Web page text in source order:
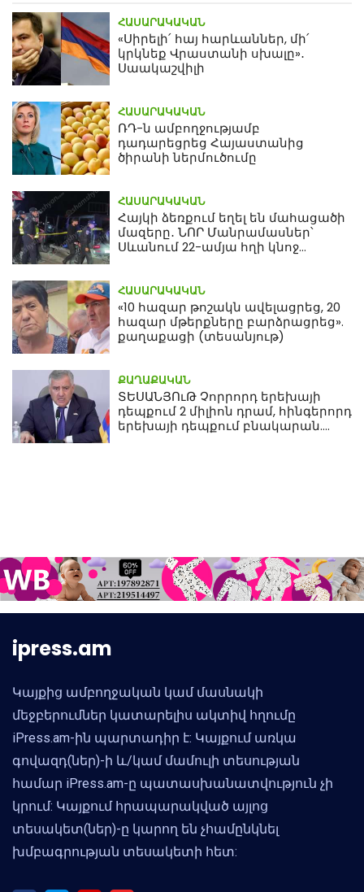
ՀԱՍԱՐԱԿԱԿԱՆ
«Սիրելի՛ հայ հարևաններ, մի՛
կրկնեք Վրաստանի սխալը»․
Սաակաշվիլի
ՀԱՍԱՐԱԿԱԿԱՆ
ՌԴ-ն ամբողջությամբ
դադարեցրեց Հայաստանից
ծիրանի ներմուծումը
ՀԱՍԱՐԱԿԱԿԱՆ
Հայկի ձեռքում եղել են մահացածի
մազերը․ ՆՈՐ Մանրամասներ՝
Սևանում 22-ամյա հղի կնոջ
ՀԱՍԱՐԱԿԱԿԱՆ
«10 հազար թոշակն ավելացրեց, 20
հազար մթերքները բարձրացրեց».
քաղաքացի (տեսանյութ)
ՔԱՂԱՔԱԿԱՆ
ՏԵՍԱՆՅՈւԹ Չորրորդ երեխայի
դեպքում 2 միլիոն դրամ, հինգերորդ
երեխայի դեպքում բնակարան.
ipress.am
Կայքից ամբողջական կամ մասնակի
մեջբերումներ կատարելիս ակտիվ հղումը
iPress.am-ին պարտադիր է: Կայքում առկա
գովազդ(ներ)-ի և/կամ մամուլի տեսության
համար iPress.am-ը պատասխանատվություն չի
կրում: Կայքում հրապարակված այլոց
տեսակետ(ներ)-ը կարող են չհամընկնել
խմբագրության տեսակետի հետ: